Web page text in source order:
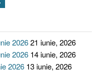
202621 iunie, 2026
2026 14 iunie, 2026
2026 13 iunie, 2026